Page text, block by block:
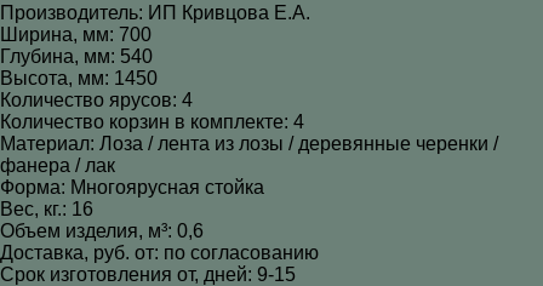
Производитель: ИП Кривцова Е.А.
Ширина, мм: 700
Глубина, мм: 540
Высота, мм: 1450
Количество ярусов: 4
Количество корзин в комплекте: 4
Материал: Лоза / лента из лозы / деревянные черенки /
фанера / лак
Форма: Многоярусная стойка
Вес, кг.: 16
Объем изделия, м³: 0,6
Доставка, руб. от: по согласованию
Срок изготовления от, дней: 9-15